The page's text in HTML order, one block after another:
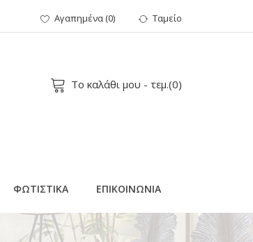
Αγαπημένα(0) Ταμείο
Το καλάθι μου - τεμ.(0)
ΦΩΤΙΣΤΙΚΑ ΕΠΙΚΟΙΝΩΝΙΑ